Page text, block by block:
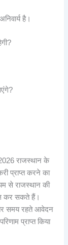
है।
राजस्थान के
प्राप्त करने का
से राजस्थान की
कर सकते हैं।
समय रहते आवेदन
प्राप्त किया